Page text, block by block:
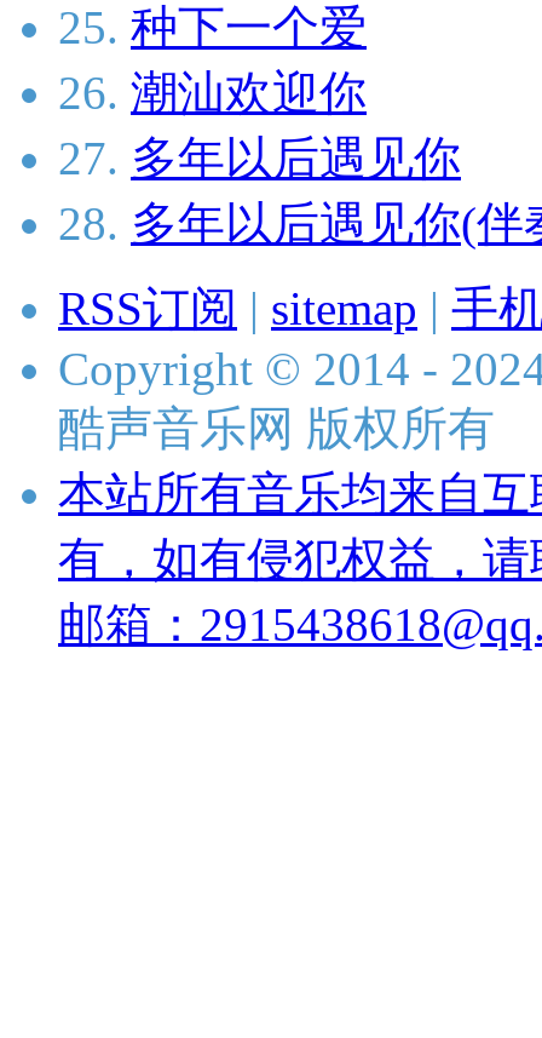
25. 种下一个爱
26. 潮汕欢迎你
27. 多年以后遇见你
28. 多年以后遇见你(伴
RSS订阅 | sitemap | 手
Copyright © 2014 -
酷声音乐网 版权所有
本站所有音乐均来自
有，如有侵犯权益，
邮箱：